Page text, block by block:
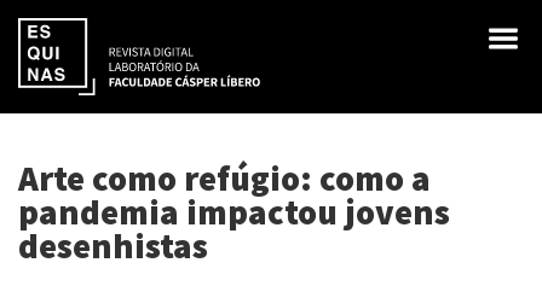
Arte como refúgio: como a
pandemia impactou jovens
desenhistas